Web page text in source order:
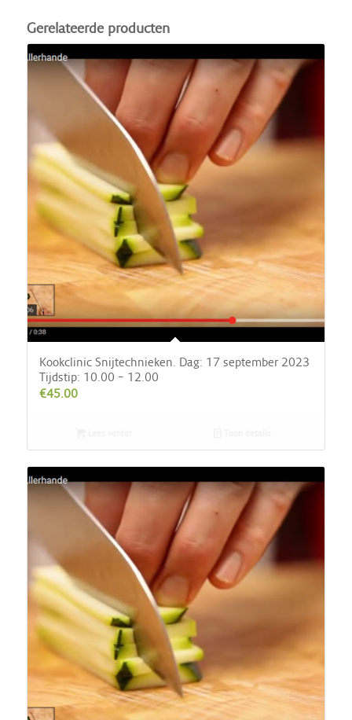
Gerelateerde producten
Kookclinic Snijtechnieken. Dag: 17 september 2023
Tijdstip: 10.00 – 12.00
€45.00